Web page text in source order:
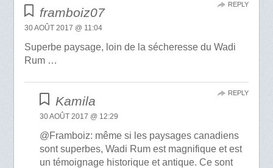
framboiz07
30 AOÛT 2017 @ 11:04
Superbe paysage, loin de la sécheresse du Wadi
Rum …
REPLY
Kamila
30 AOÛT 2017 @ 12:29
@Framboiz: même si les paysages canadiens
sont superbes, Wadi Rum est magnifique et est
un témoignage historique et antique. Ce sont
REPLY